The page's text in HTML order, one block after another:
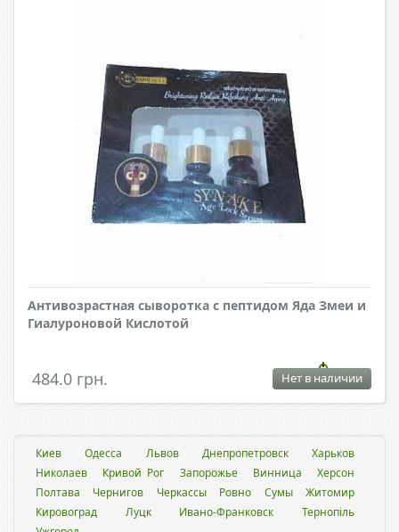
Антивозрастная сыворотка с пептидом Яда Змеи и
Гиалуроновой Кислотой
484.0 грн. Нет в наличии
Киев Одесса Львов Днепропетровск
Харьков
Николаев
Кривой Рог Запорожье Винница
Херсон
Полтава
Чернигов Черкассы Ровно Сумы
Житомир
Кировоград
Луцк Ивано-Франковск
Тернопіль